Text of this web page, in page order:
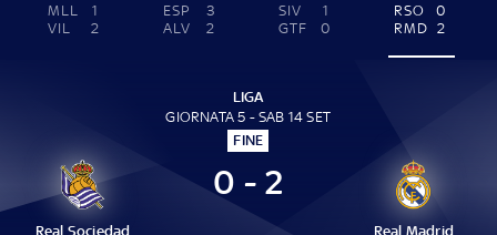
MLL
1
VIL
2
ESP
3
ALV
2
SIV
1
GTF
0
RSO
0
RMD 2
LIGA
GIORNATA 5 - SAB 14 SET
FINE
Real Sociedad
0 - 2
Real Madrid